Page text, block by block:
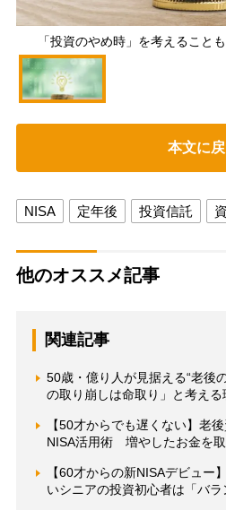
「投資のやめ時」を考えること
本文に
NISA 定年後 投資信託
他のオススメ記事
関連記事
50歳・億り人が見据える“老
の取り崩しは命取り」と考える
【50才からでも遅くない】老
NISA活用術 増やしたお金を取
【60才からの新NISAデビュー
いシニアの投資初心者は「バラ